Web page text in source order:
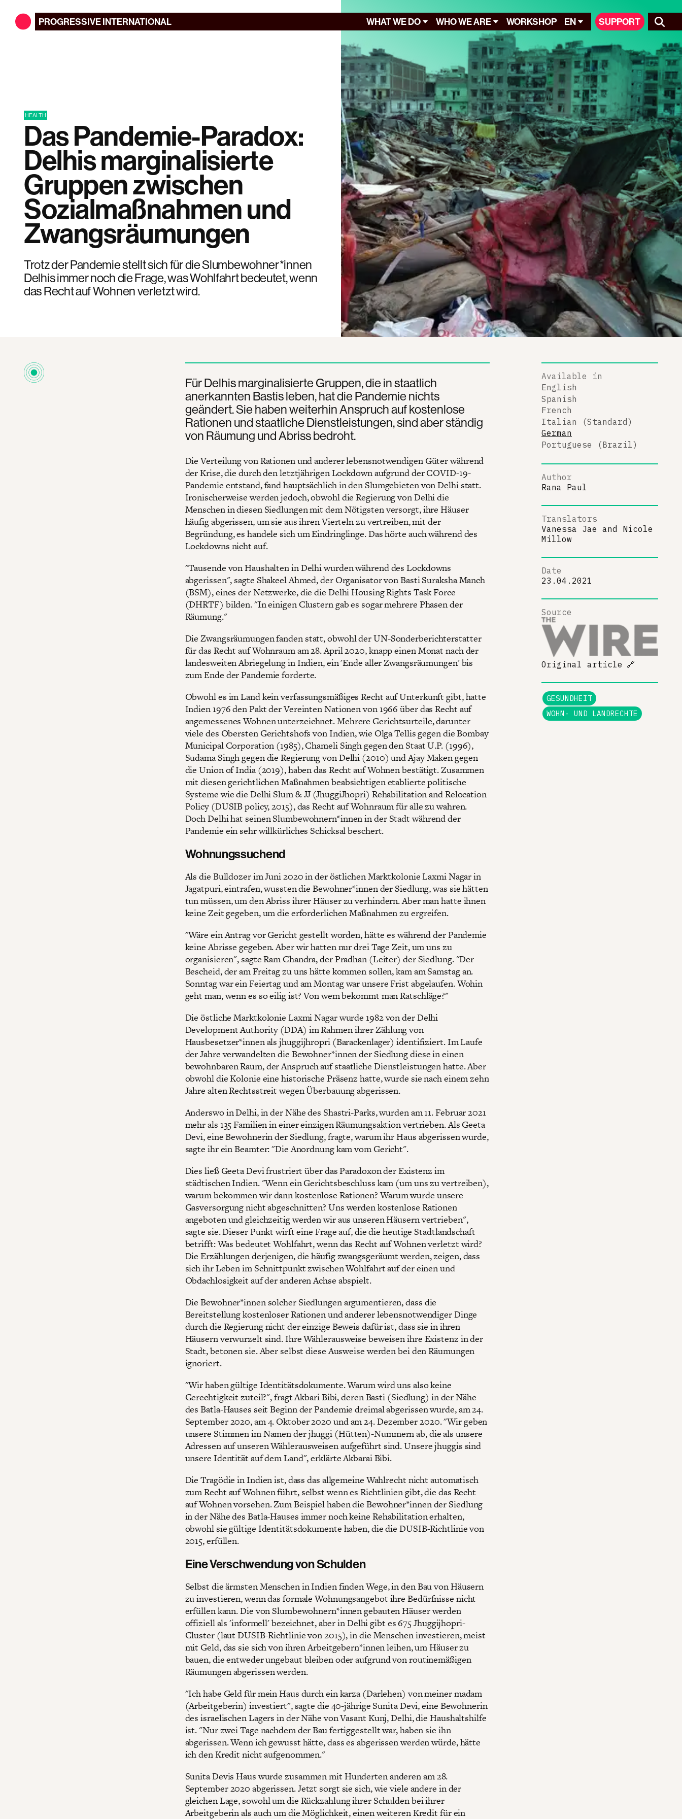
PROGRESSIVEINTERNATIONAL WHAT WE DO WHO WE ARE WORKSHOP EN SUPPORT
HEALTH
Das Pandemie-Paradox:
Delhis marginalisierte
Gruppen zwischen
Sozialmaßnahmen und
Zwangsräumungen
Trotz der Pandemie stellt sich für die Slumbewohner*innen
Delhis immer noch die Frage, was Wohlfahrt bedeutet, wenn
das Recht auf Wohnen verletzt wird.
Für Delhis marginalisierte Gruppen, die in staatlich
anerkannten Bastis leben, hat die Pandemie nichts
geändert. Sie haben weiterhin Anspruch auf kostenlose
Rationen und staatliche Dienstleistungen, sind aber ständig
von Räumung und Abriss bedroht.
Die Verteilung von Rationen und anderer lebensnotwendigen Güter während
der Krise, die durch den letztjährigen Lockdown aufgrund der COVID-19-
Pandemie entstand, fand hauptsächlich in den Slumgebieten von Delhi statt.
Ironischerweise werden jedoch, obwohl die Regierung von Delhi die
Menschen in diesen Siedlungen mit dem Nötigsten versorgt, ihre Häuser
häufig abgerissen, um sie aus ihren Vierteln zu vertreiben, mit der
Begründung, es handele sich um Eindringlinge. Das hörte auch während des
Lockdowns nicht auf.
"Tausende von Haushalten in Delhi wurden während des Lockdowns
abgerissen", sagte Shakeel Ahmed, der Organisator von Basti Suraksha Manch
(BSM), eines der Netzwerke, die die Delhi Housing Rights Task Force
(DHRTF) bilden. "In einigen Clustern gab es sogar mehrere Phasen der
Räumung."
Die Zwangsräumungen fanden statt, obwohl der UN-Sonderberichterstatter
für das Recht auf Wohnraum am 28. April 2020, knapp einen Monat nach der
landesweiten Abriegelung in Indien, ein 'Ende aller Zwangsräumungen' bis
zum Ende der Pandemie forderte.
Obwohl es im Land kein verfassungsmäßiges Recht auf Unterkunft gibt, hatte
Indien 1976 den Pakt der Vereinten Nationen von 1966 über das Recht auf
angemessenes Wohnen unterzeichnet. Mehrere Gerichtsurteile, darunter
viele des Obersten Gerichtshofs von Indien, wie Olga Tellis gegen die Bombay
Municipal Corporation (1985), Chameli Singh gegen den Staat U.P. (1996),
Sudama Singh gegen die Regierung von Delhi (2010) und Ajay Maken gegen
die Union of India (2019), haben das Recht auf Wohnen bestätigt. Zusammen
mit diesen gerichtlichen Maßnahmen beabsichtigen etablierte politische
Systeme wie die Delhi Slum & JJ (JhuggiJhopri) Rehabilitation and Relocation
Policy (DUSIB policy, 2015), das Recht auf Wohnraum für alle zu wahren.
Doch Delhi hat seinen Slumbewohnern*innen in der Stadt während der
Pandemie ein sehr willkürliches Schicksal beschert.
Wohnungssuchend
Als die Bulldozer im Juni 2020 in der östlichen Marktkolonie Laxmi Nagar in
Jagatpuri, eintrafen, wussten die Bewohner*innen der Siedlung, was sie hätten
tun müssen, um den Abriss ihrer Häuser zu verhindern. Aber man hatte ihnen
keine Zeit gegeben, um die erforderlichen Maßnahmen zu ergreifen.
"Wäre ein Antrag vor Gericht gestellt worden, hätte es während der Pandemie
keine Abrisse gegeben. Aber wir hatten nur drei Tage Zeit, um uns zu
organisieren", sagte Ram Chandra, der Pradhan (Leiter) der Siedlung. "Der
Bescheid, der am Freitag zu uns hätte kommen sollen, kam am Samstag an.
Sonntag war ein Feiertag und am Montag war unsere Frist abgelaufen. Wohin
geht man, wenn es so eilig ist? Von wem bekommt man Ratschläge?"
Die östliche Marktkolonie Laxmi Nagar wurde 1982 von der Delhi
Development Authority (DDA) im Rahmen ihrer Zählung von
Hausbesetzer*innen als jhuggijhropri (Barackenlager) identifiziert. Im Laufe
der Jahre verwandelten die Bewohner*innen der Siedlung diese in einen
bewohnbaren Raum, der Anspruch auf staatliche Dienstleistungen hatte. Aber
obwohl die Kolonie eine historische Präsenz hatte, wurde sie nach einem zehn
Jahre alten Rechtsstreit wegen Überbauung abgerissen.
Anderswo in Delhi, in der Nähe des Shastri-Parks, wurden am 11. Februar 2021
mehr als 135 Familien in einer einzigen Räumungsaktion vertrieben. Als Geeta
Devi, eine Bewohnerin der Siedlung, fragte, warum ihr Haus abgerissen wurde,
sagte ihr ein Beamter: "Die Anordnung kam vom Gericht".
Dies ließ Geeta Devi frustriert über das Paradoxon der Existenz im
städtischen Indien. "Wenn ein Gerichtsbeschluss kam (um uns zu vertreiben),
warum bekommen wir dann kostenlose Rationen? Warum wurde unsere
Gasversorgung nicht abgeschnitten? Uns werden kostenlose Rationen
angeboten und gleichzeitig werden wir aus unseren Häusern vertrieben",
sagte sie. Dieser Punkt wirft eine Frage auf, die die heutige Stadtlandschaft
betrifft: Was bedeutet Wohlfahrt, wenn das Recht auf Wohnen verletzt wird?
Die Erzählungen derjenigen, die häufig zwangsgeräumt werden, zeigen, dass
sich ihr Leben im Schnittpunkt zwischen Wohlfahrt auf der einen und
Obdachlosigkeit auf der anderen Achse abspielt.
Die Bewohner*innen solcher Siedlungen argumentieren, dass die
Bereitstellung kostenloser Rationen und anderer lebensnotwendiger Dinge
durch die Regierung nicht der einzige Beweis dafür ist, dass sie in ihren
Häusern verwurzelt sind. Ihre Wählerausweise beweisen ihre Existenz in der
Stadt, betonen sie. Aber selbst diese Ausweise werden bei den Räumungen
ignoriert.
"Wir haben gültige Identitätsdokumente. Warum wird uns also keine
Gerechtigkeit zuteil?", fragt Akbari Bibi, deren Basti (Siedlung) in der Nähe
des Batla-Hauses seit Beginn der Pandemie dreimal abgerissen wurde, am 24.
September 2020, am 4. Oktober 2020 und am 24. Dezember 2020. "Wir geben
unsere Stimmen im Namen der jhuggi (Hütten)-Nummern ab, die als unsere
Adressen auf unseren Wählerausweisen aufgeführt sind. Unsere jhuggis sind
unsere Identität auf dem Land", erklärte Akbarai Bibi.
Die Tragödie in Indien ist, dass das allgemeine Wahlrecht nicht automatisch
zum Recht auf Wohnen führt, selbst wenn es Richtlinien gibt, die das Recht
auf Wohnen vorsehen. Zum Beispiel haben die Bewohner*innen der Siedlung
in der Nähe des Batla-Hauses immer noch keine Rehabilitation erhalten,
obwohl sie gültige Identitätsdokumente haben, die die DUSIB-Richtlinie von
2015, erfüllen.
Eine Verschwendung von Schulden
Selbst die ärmsten Menschen in Indien finden Wege, in den Bau von Häusern
zu investieren, wenn das formale Wohnungsangebot ihre Bedürfnisse nicht
erfüllen kann. Die von Slumbewohnern*innen gebauten Häuser werden
offiziell als 'informell' bezeichnet, aber in Delhi gibt es 675 Jhuggijhopri-
Cluster (laut DUSIB-Richtlinie von 2015), in die Menschen investieren, meist
mit Geld, das sie sich von ihren Arbeitgebern*innen leihen, um Häuser zu
bauen, die entweder ungebaut bleiben oder aufgrund von routinemäßigen
Räumungen abgerissen werden.
"Ich habe Geld für mein Haus durch ein karza (Darlehen) von meiner madam
(Arbeitgeberin) investiert", sagte die 40-jährige Sunita Devi, eine Bewohnerin
des israelischen Lagers in der Nähe von Vasant Kunj, Delhi, die Haushaltshilfe
ist. "Nur zwei Tage nachdem der Bau fertiggestellt war, haben sie ihn
abgerissen. Wenn ich gewusst hätte, dass es abgerissen werden würde, hätte
ich den Kredit nicht aufgenommen."
Sunita Devis Haus wurde zusammen mit Hunderten anderen am 28.
September 2020 abgerissen. Jetzt sorgt sie sich, wie viele andere in der
gleichen Lage, sowohl um die Rückzahlung ihrer Schulden bei ihrer
Arbeitgeberin als auch um die Möglichkeit, einen weiteren Kredit für ein
Available in
English
Spanish
French
Italian (Standard)
German
Portuguese (Brazil)
Author
Rana Paul
Translators
Vanessa Jae and Nicole
Millow
Date
23.04.2021
Source
Original article 🔗
GESUNDHEIT
WOHN- UND LANDRECHTE